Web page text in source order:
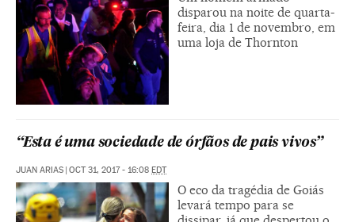
disparou na noite de quarta-
feira, dia 1 de novembro, em
uma loja de Thornton
“Esta é uma sociedade de órfãos de pais vivos”
JUAN ARIAS | OCT 31, 2017 - 16:08 EDT
O eco da tragédia de Goiás
levará tempo para se